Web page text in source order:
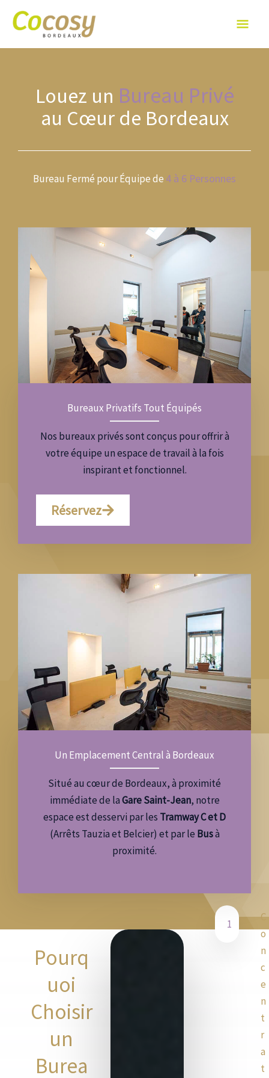
Louez un Bureau Privé
au Cœur de Bordeaux
Bureau Fermé pour Équipe de 4 à 6 Personnes
Bureaux Privatifs Tout Équipés
Nos bureaux privés sont conçus pour offrir à
votre équipe un espace de travail à la fois
inspirant et fonctionnel.
Réservez
Un Emplacement Central à Bordeaux
Situé au cœur de Bordeaux, à proximité
immédiate de laGare Saint-Jean, notre
espace est desservi par les Tramway C et D
(Arrêts Tauzia et Belcier) et par le Busà
proximité.
Pourq
uoi
Choisir
un
Burea
1
C
o
n
c
e
n
t
r
a
t